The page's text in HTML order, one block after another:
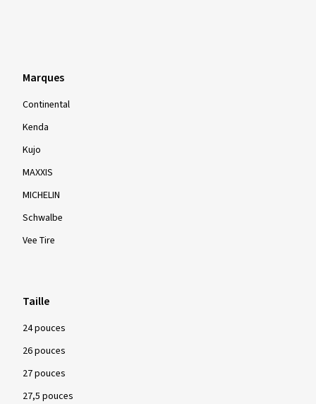
Marques
Continental
Kenda
Kujo
MAXXIS
MICHELIN
Schwalbe
Vee Tire
Taille
24 pouces
26 pouces
27 pouces
27,5 pouces